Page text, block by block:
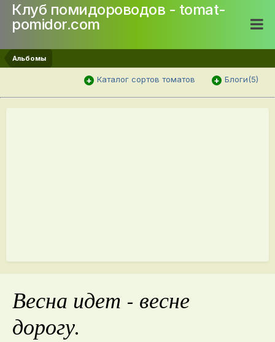
Клуб помидороводов - tomat-
pomidor.com
Альбомы
Каталог сортов томатов Блоги(5)
Весна идет - весне
дорогу.